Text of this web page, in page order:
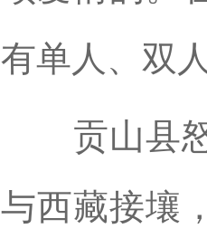
有单人、双
贡山县怒
与西藏接壤